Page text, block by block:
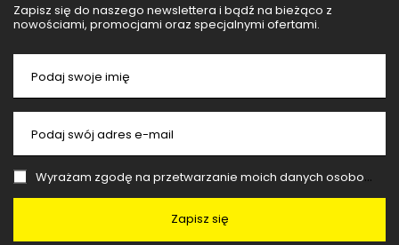
Zapisz się do naszego newslettera i bądź na bieżąco z
nowościami, promocjami oraz specjalnymi ofertami.
Podaj swoje imię
Podaj swój adres e-mail
Wyrażam zgodę na przetwarzanie moich danych osobowych (adres e-mail) na potrzeby wysyłki newslettera z informacją handlową (marketing). Więcej w
Zapisz się